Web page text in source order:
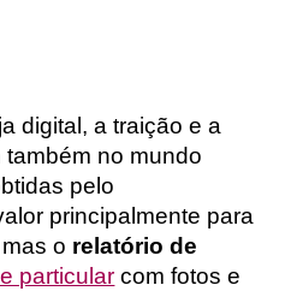
digital, a traição e a
no mundo
pelo
principalmente para
o relatório de
particular com fotos e